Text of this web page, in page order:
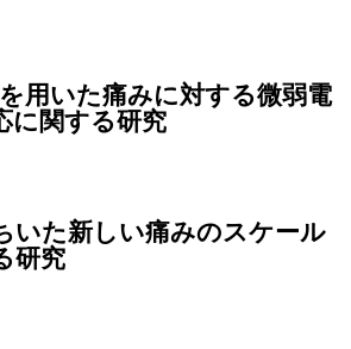
用いた痛みに対する微弱電
に関する研究
いた新しい痛みのスケール
研究